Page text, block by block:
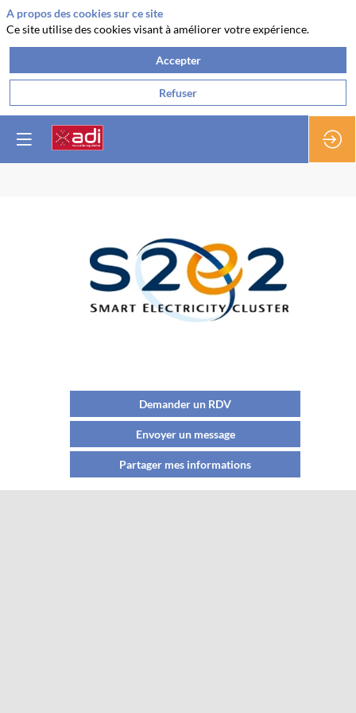
Electricity
Cluster
Demander un RDV
Envoyer un message
Partager mes informations
A propos des cookies sur ce site
Ce site utilise des cookies visant à améliorer votre expérience.
Accepter
Refuser